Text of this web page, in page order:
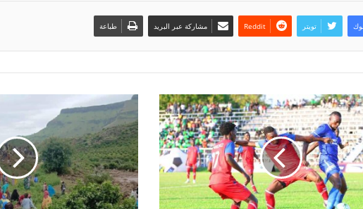
تويتر مشاركة عبر البريد طباعة